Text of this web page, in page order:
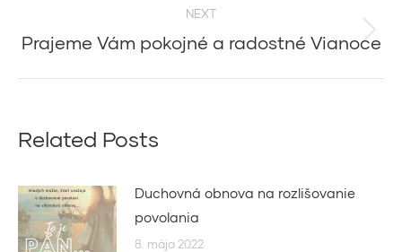
NEXT
Next
Prajeme Vám pokojné a radostné Vianoce
Related Posts
Duchovná obnova na rozlišovanie
povolania
8. mája 2022